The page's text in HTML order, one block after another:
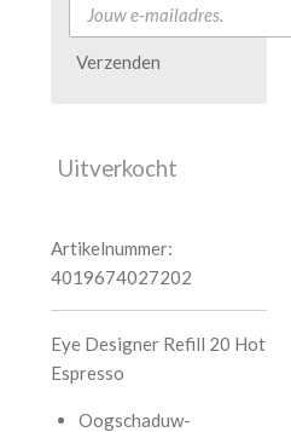
Verzenden
Uitverkocht
Artikelnummer:
4019674027202
Eye Designer Refill 20 Hot
Espresso
Oogschaduw-